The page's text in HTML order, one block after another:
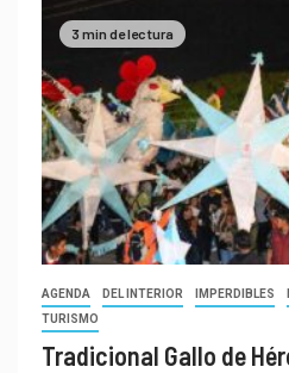
3 min de lectura
AGENDA DEL INTERIOR IMPERDIBLES
TURISMO
Tradicional Gallo de